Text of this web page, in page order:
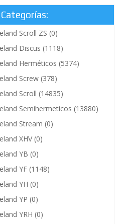
Categorías:
Scroll ZS (0)
Discus (1118)
Herméticos (5374)
Screw (378)
Scroll (14835)
Semihermeticos (13880)
Stream (0)
XHV (0)
YB (0)
YF (1148)
YH (0)
YP (0)
YRH (0)